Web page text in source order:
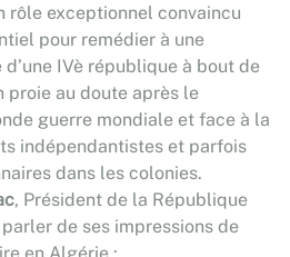
rôle exceptionnel convaincu
pour remédier à une
IVè république à bout de
proie au doute après le
guerre mondiale et face à la
indépendantistes et parfois
dans les colonies.
, Président de la République
de ses impressions de